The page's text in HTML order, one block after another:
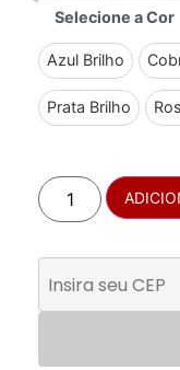
Selecione a Cor
Azul Brilho
Prata Brilho